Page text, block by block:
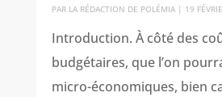
PAR LA RÉDACTION DE POLÉMIA| 19
Introduction. À côté des
budgétaires, que l’on
micro-économiques, bien